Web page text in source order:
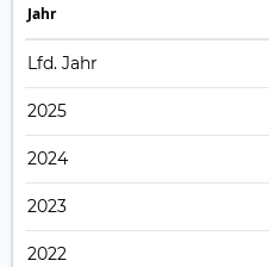
Jahr
Lfd. Jahr
2025
2024
2023
2022